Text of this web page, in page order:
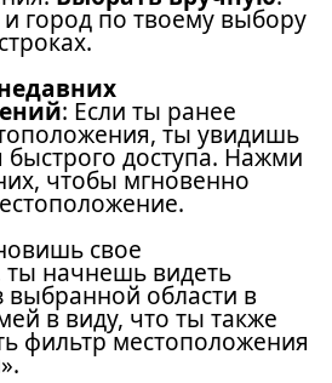
и город по твоему выбору
: Если ты ранее
ты увидишь
быстрого доступа. Нажми
чтобы мгновенно
свое
начнешь видеть
выбранной области в
в виду, что ты также
фильтр местоположения